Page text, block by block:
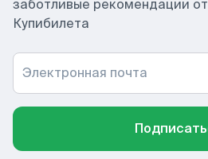
заботливые рекомендации
Купибилета
Электронная почта